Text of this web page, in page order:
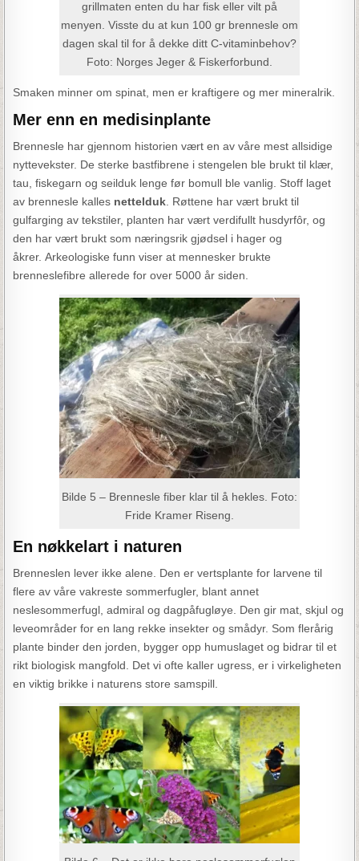
grillmaten enten du har fisk eller vilt på
menyen. Visste du at kun 100 gr brennesle om
dagen skal til for å dekke ditt C-vitaminbehov?
Foto: Norges Jeger & Fiskerforbund.
Smaken minner om spinat, men er kraftigere og mer mineralrik.
Mer enn en medisinplante
Brennesle har gjennom historien vært en av våre mest allsidige
nyttevekster. De sterke bastfibrene i stengelen ble brukt til klær,
tau, fiskegarn og seilduk lenge før bomull ble vanlig. Stoff laget
av brennesle kalles nettelduk . Røttene har vært brukt til
gulfarging av tekstiler, planten har vært verdifullt husdyrfôr, og
den har vært brukt som næringsrik gjødsel i hager og
åkrer. Arkeologiske funn viser at mennesker brukte
brenneslefibre allerede for over 5000 år siden.
Bilde 5 – Brennesle fiber klar til å hekles. Foto:
Fride Kramer Riseng.
En nøkkelart i naturen
Brenneslen lever ikke alene. Den er vertsplante for larvene til
flere av våre vakreste sommerfugler, blant annet
neslesommerfugl, admiral og dagpåfugløye. Den gir mat, skjul og
leveområder for en lang rekke insekter og smådyr. Som flerårig
plante binder den jorden, bygger opp humuslaget og bidrar til et
rikt biologisk mangfold. Det vi ofte kaller ugress, er i virkeligheten
en viktig brikke i naturens store samspill.